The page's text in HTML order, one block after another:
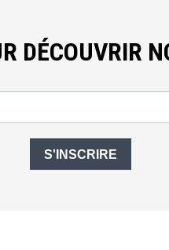
DÉCOUVRIR
S'INSCRIRE